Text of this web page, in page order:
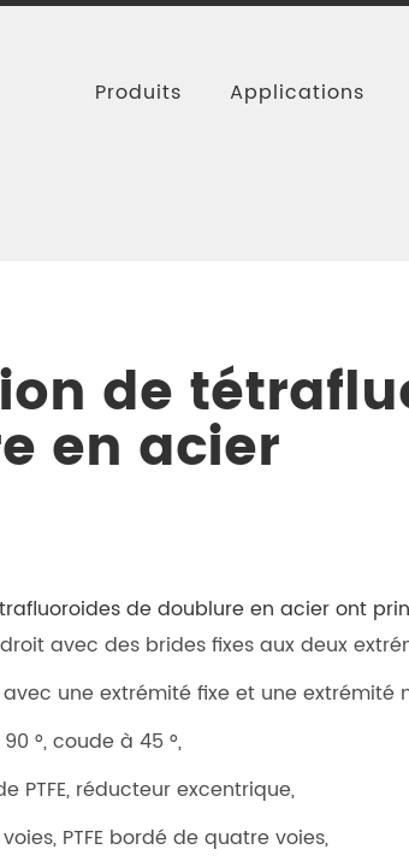
Produits
Applications
de
en acier
de doublure en acier ont
avec des brides fixes aux deux
une extrémité fixe et une extrémité
°, coude à 45 °,
PTFE, réducteur excentrique,
PTFE bordé de quatre voies,